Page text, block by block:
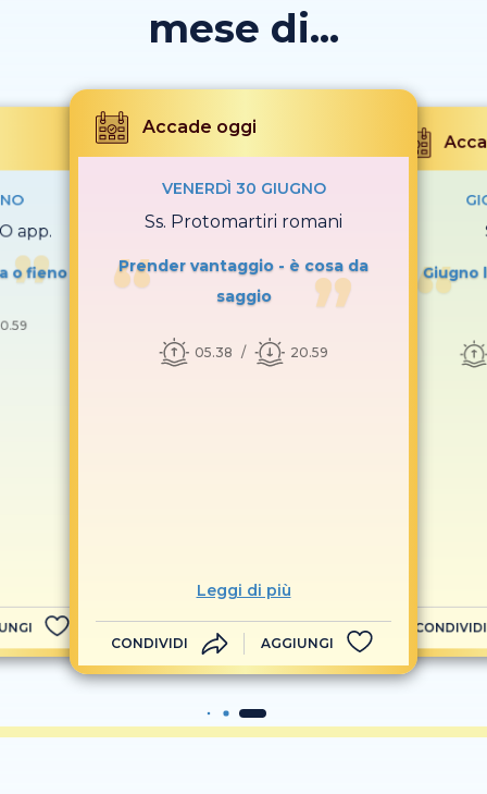
mese di...
app.
o fieno
Accade oggi
VENERDÌ 30 GIUGNO
Ss. Protomartiri romani
Prender vantaggio - è cosa da
saggio
05.38 20.59
Leggi di più
CONDIVIDI AGGIUNGI
Giugno
CONDIVIDI